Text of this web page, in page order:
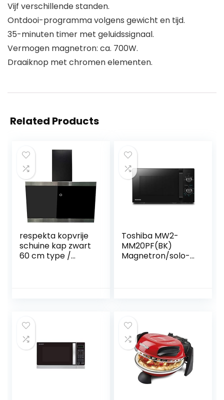
Vijf verschillende standen.
Ontdooi-programma volgens gewicht en tijd.
35-minuten timer met geluidssignaal.
Vermogen magnetron: ca. 700W.
Draaiknop met chromen elementen.
Related Products
respekta kopvrije
schuine kap zwart
60 cm type /
Toshiba MW2-
MM20PF(BK)
Magnetron/solo-